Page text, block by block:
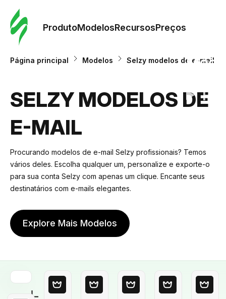
ProdutoModelosRecursosPreços
Página principal Modelos Selzy modelos de e-mail
SELZY MODELOS DE
E-MAIL
Procurando modelos de e-mail Selzy profissionais? Temos
vários deles. Escolha qualquer um, personalize e exporte-o
para sua conta Selzy com apenas um clique. Encante seus
destinatários com e-mails elegantes.
Explore Mais Modelos